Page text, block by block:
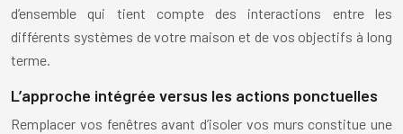
d’ensemble qui tient compte des interactions entre les
différents systèmes de votre maison et de vos objectifs à long
terme.
L’approche intégrée versus les actions ponctuelles
Remplacer vos fenêtres avant d’isoler vos murs constitue une